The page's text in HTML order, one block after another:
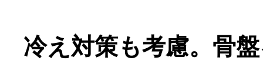
冷え対策も考慮。骨